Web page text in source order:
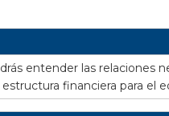
entender las relaciones
financiera para el